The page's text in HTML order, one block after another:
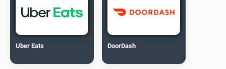
Uber Eats DoorDash